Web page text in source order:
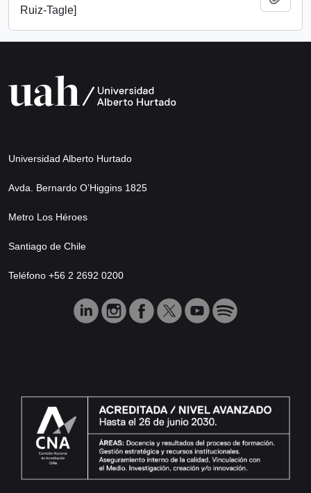
Ruiz-Tagle]
Universidad Alberto Hurtado
Avda. Bernardo O’Higgins 1825
Metro Los Héroes
Santiago de Chile
Teléfono +56 2 2692 0200